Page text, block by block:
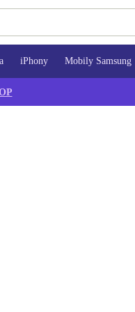
iPhony Mobily Samsung